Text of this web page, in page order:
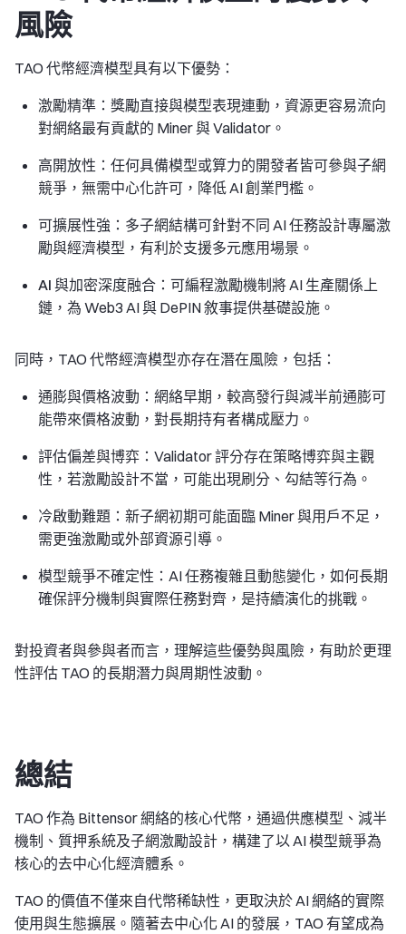
風險
TAO 代幣經濟模型具有以下優勢：
激勵精準 ：獎勵直接與模型表現連動，資源更容易流向
對網絡最有貢獻的 Miner 與 Validator。
高開放性 ：任何具備模型或算力的開發者皆可參與子網
競爭，無需中心化許可，降低 AI 創業門檻。
可擴展性強 ：多子網結構可針對不同 AI 任務設計專屬激
勵與經濟模型，有利於支援多元應用場景。
AI 與加密深度融合 ：可編程激勵機制將 AI 生產關係上
鏈，為 Web3 AI 與 DePIN 敘事提供基礎設施。
同時，TAO 代幣經濟模型亦存在潛在風險，包括：
通膨與價格波動 ：網絡早期，較高發行與減半前通膨可
能帶來價格波動，對長期持有者構成壓力。
評估偏差與博弈 ：Validator 評分存在策略博弈與主觀
性，若激勵設計不當，可能出現刷分、勾結等行為。
冷啟動難題 ：新子網初期可能面臨 Miner 與用戶不足，
需更強激勵或外部資源引導。
模型競爭不確定性 ：AI 任務複雜且動態變化，如何長期
確保評分機制與實際任務對齊，是持續演化的挑戰。
對投資者與參與者而言，理解這些優勢與風險，有助於更理
性評估 TAO 的長期潛力與周期性波動。
總結
TAO 作為 Bittensor 網絡的核心代幣，通過供應模型、減半
機制、質押系統及子網激勵設計，構建了以 AI 模型競爭為
核心的去中心化經濟體系。
TAO 的價值不僅來自代幣稀缺性，更取決於 AI 網絡的實際
使用與生態擴展。隨著去中心化 AI 的發展，TAO 有望成為